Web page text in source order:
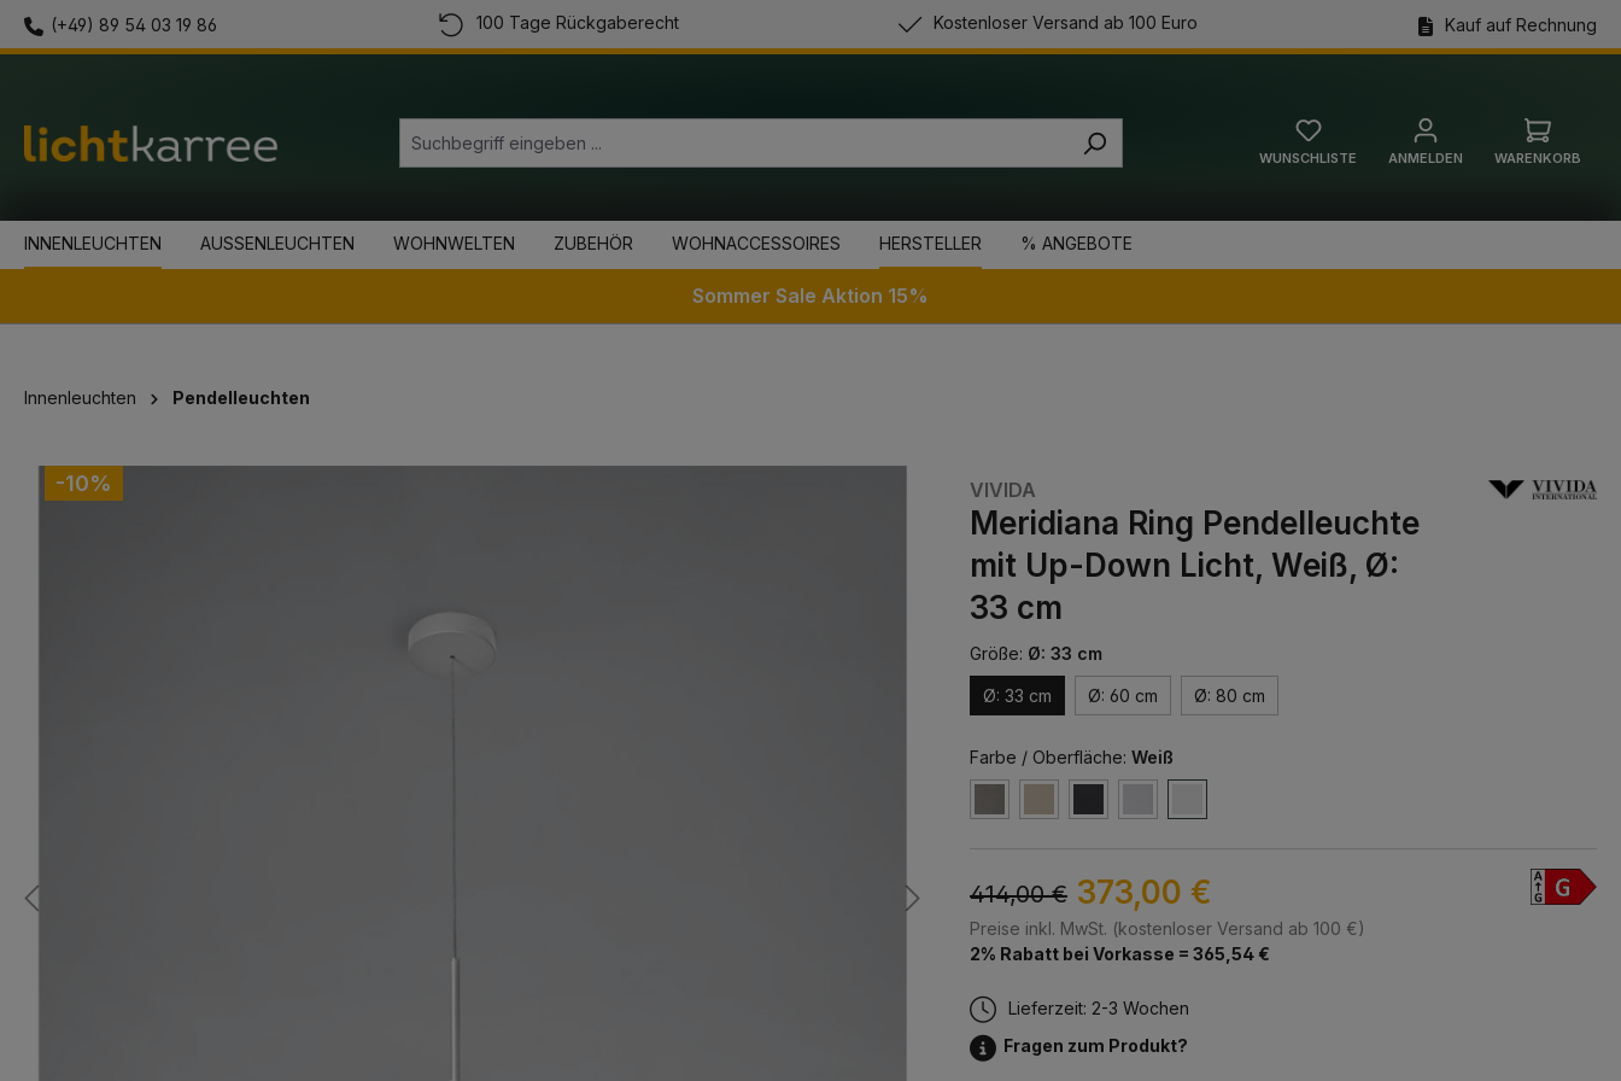
Zur Hauptnavigation springen
(+49) 89 54 03 19 86 100 Tage Rückgaberecht Kostenloser Versand ab 100 Euro Kauf auf Rechnung
WUNSCHLISTE ANMELDEN WARENKORB
INNENLEUCHTEN
AUSSENLEUCHTEN WOHNWELTEN ZUBEHÖR WOHNACCESSOIRES HERSTELLER % ANGEBOTE
Sommer Sale Aktion 15%
Innenleuchten Pendelleuchten
Bildergalerie überspringen
-10% VIVIDA
Meridiana Ring Pendelleuchte
mit Up-Down Licht, Weiß, Ø:
33 cm
Größe: Ø: 33 cm
Ø: 33 cm Ø: 60 cm Ø: 80 cm
Farbe / Oberfläche: Weiß
414,00 € 373,00 €
Preise inkl. MwSt. (kostenloser Versand ab 100 €)
2% Rabatt bei Vorkasse = 365,54 €
Lieferzeit: 2-3 Wochen
Fragen zum Produkt?